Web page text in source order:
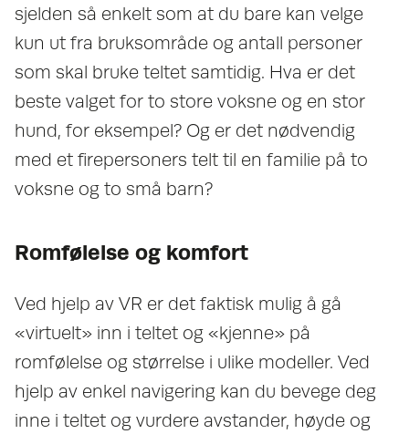
sjelden så enkelt som at du bare kan velge
kun ut fra bruksområde og antall personer
som skal bruke teltet samtidig. Hva er det
beste valget for to store voksne og en stor
hund, for eksempel? Og er det nødvendig
med et firepersoners telt til en familie på to
voksne og to små barn?
Romfølelse og komfort
Ved hjelp av VR er det faktisk mulig å gå
«virtuelt» inn i teltet og «kjenne» på
romfølelse og størrelse i ulike modeller. Ved
hjelp av enkel navigering kan du bevege deg
inne i teltet og vurdere avstander, høyde og